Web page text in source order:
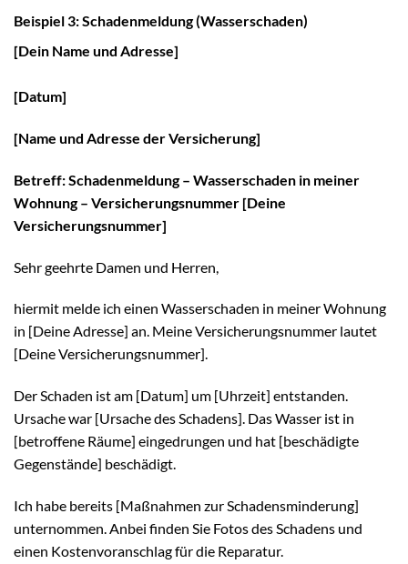
Beispiel 3: Schadenmeldung (Wasserschaden)
[Dein Name und Adresse]
[Datum]
[Name und Adresse der Versicherung]
Betreff: Schadenmeldung – Wasserschaden in meiner
Wohnung – Versicherungsnummer [Deine
Versicherungsnummer]
Sehr geehrte Damen und Herren,
hiermit melde ich einen Wasserschaden in meiner Wohnung
in [Deine Adresse] an. Meine Versicherungsnummer lautet
[Deine Versicherungsnummer].
Der Schaden ist am [Datum] um [Uhrzeit] entstanden.
Ursache war [Ursache des Schadens]. Das Wasser ist in
[betroffene Räume] eingedrungen und hat [beschädigte
Gegenstände] beschädigt.
Ich habe bereits [Maßnahmen zur Schadensminderung]
unternommen. Anbei finden Sie Fotos des Schadens und
einen Kostenvoranschlag für die Reparatur.